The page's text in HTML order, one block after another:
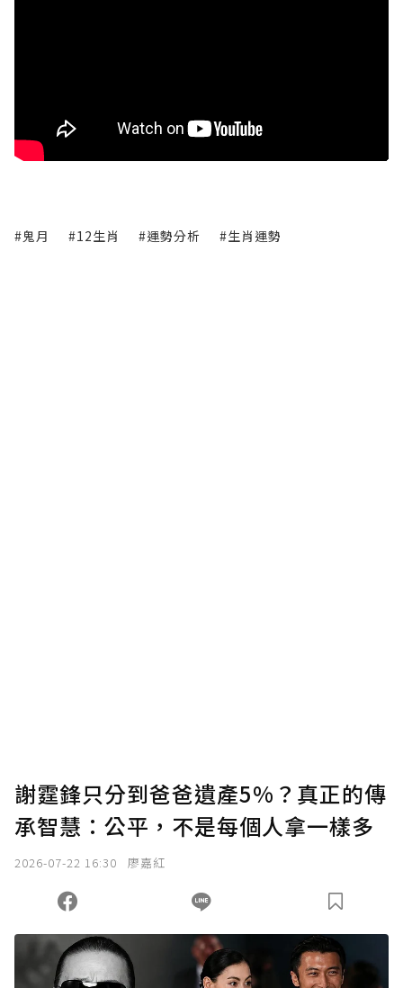
#鬼月 #12生肖 #運勢分析 #生肖運勢
謝霆鋒只分到爸爸遺產5%？真正的傳
承智慧：公平，不是每個人拿一樣多
2026-07-22 16:30 廖嘉紅